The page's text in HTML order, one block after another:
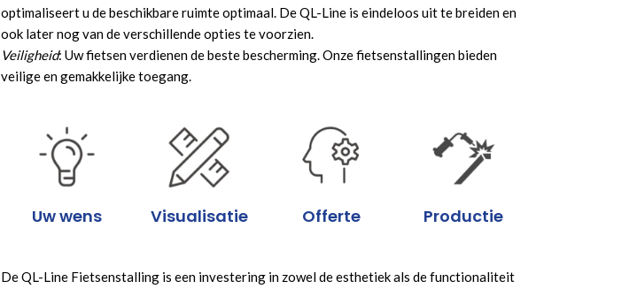
optimaliseert u de beschikbare ruimte optimaal. De QL-Line is eindeloos uit te breiden en
ook later nog van de verschillende opties te voorzien.
Veiligheid: Uw fietsen verdienen de beste bescherming. Onze fietsenstallingen bieden
veilige en gemakkelijke toegang.
Uw wens Visualisatie Offerte Productie
De QL-Line Fietsenstalling is een investering in zowel de esthetiek als de functionaliteit